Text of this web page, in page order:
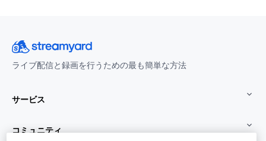
ライブ配信と録画を行うための最も簡単な方法
サービス
コミュニティ